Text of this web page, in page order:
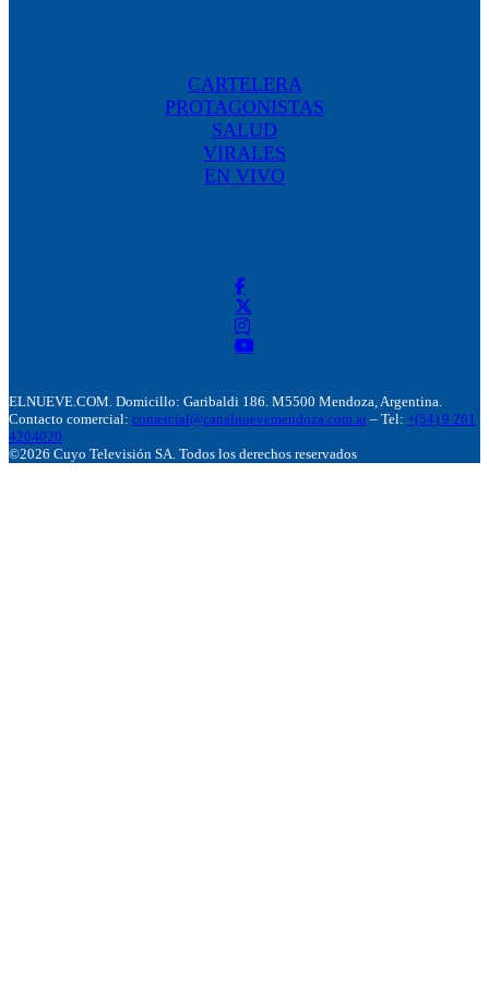
CARTELERA
PROTAGONISTAS
SALUD
VIRALES
EN VIVO
ELNUEVE.COM. Domicillo: Garibaldi 186. M5500 Mendoza, Argentina.
Contacto comercial: comercial@canalnuevemendoza.com.ar – Tel: +(54) 9 261
4204020
©2026 Cuyo Televisión SA. Todos los derechos reservados